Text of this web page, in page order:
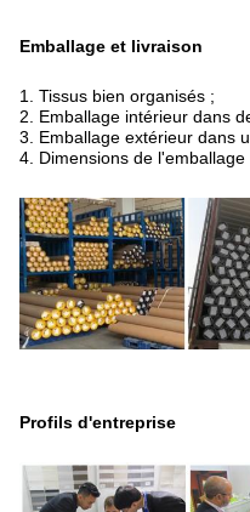
Emballage et livraison
1. Tissus bien organisés ;
2. Emballage intérieur dans
3. Emballage extérieur dans
4. Dimensions de l'emballage
Profils d'entreprise